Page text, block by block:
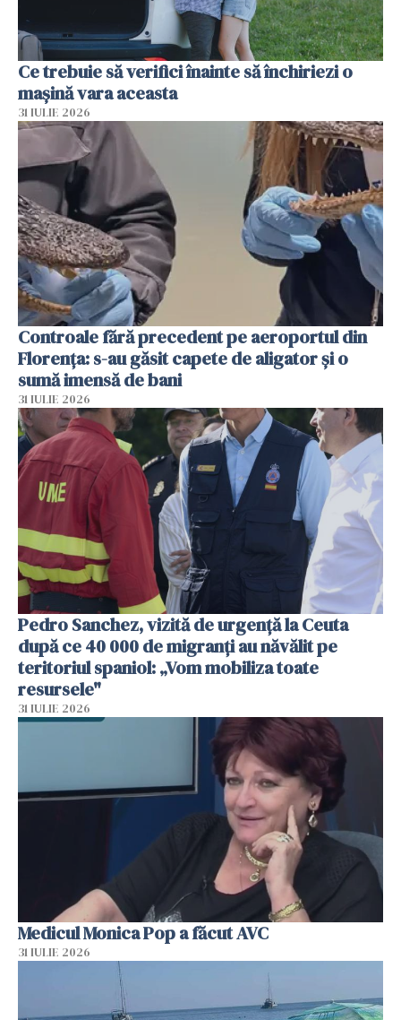
Ce trebuie să verifici înainte să închiriezi o
mașină vara aceasta
31 IULIE 2026
Controale fără precedent pe aeroportul din
Florența: s-au găsit capete de aligator și o
sumă imensă de bani
31 IULIE 2026
Pedro Sanchez, vizită de urgență la Ceuta
după ce 40 000 de migranți au năvălit pe
teritoriul spaniol: „Vom mobiliza toate
resursele"
31 IULIE 2026
Medicul Monica Pop a făcut AVC
31 IULIE 2026